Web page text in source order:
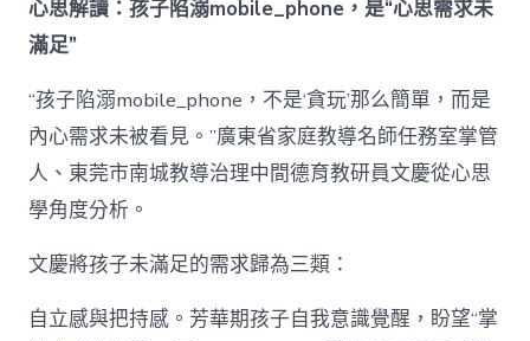
心思解讀：孩子陷溺mobile_phone，是“心思需求未
滿足”
“孩子陷溺mobile_phone，不是‘貪玩’那么簡單，而是
內心需求未被看見。”廣東省家庭教導名師任務室掌管
人、東莞市南城教導治理中間德育教研員文慶從心思
學角度分析。
文慶將孩子未滿足的需求歸為三類：
自立感與把持感。芳華期孩子自我意識覺醒，盼望“掌